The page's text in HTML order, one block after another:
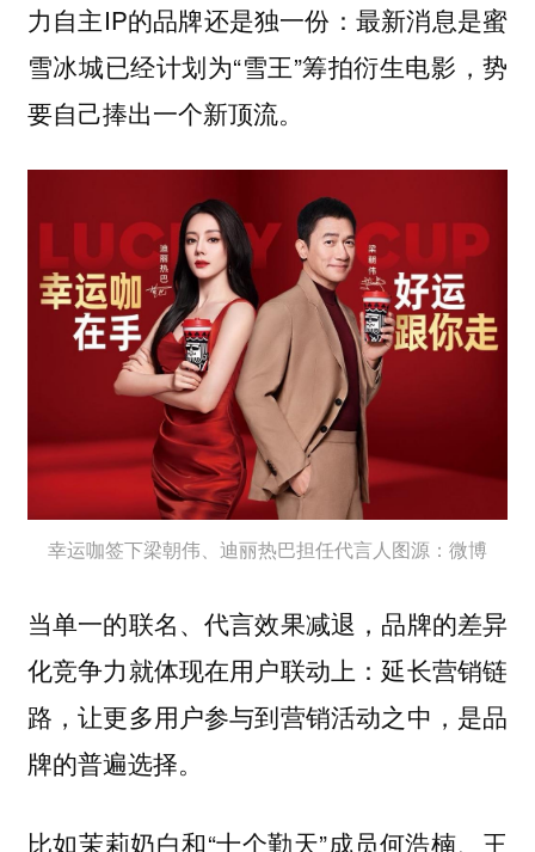
力自主IP的品牌还是独一份：最新消息是蜜
雪冰城已经计划为“雪王”筹拍衍生电影，势
要自己捧出一个新顶流。
幸运咖签下梁朝伟、迪丽热巴担任代言人图源：微博
当单一的联名、代言效果减退， 品牌的差异
化竞争力就体现在用户联动上：延长营销链
路，让更多用户参与到营销活动之中，是品
牌的普遍选择。
比如茉莉奶白和“十个勤天”成员何浩楠、王